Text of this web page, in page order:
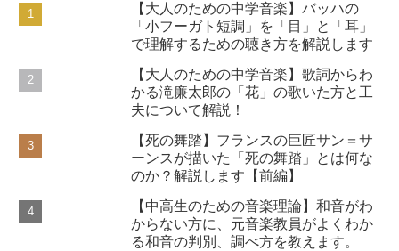
【大人のための中学音楽】バッハの
「小フーガト短調」を「目」と「耳」
で理解するための聴き方を解説します
【大人のための中学音楽】歌詞からわ
かる滝廉太郎の「花」の歌いた方と工
夫について解説！
【死の舞踏】フランスの巨匠サン＝サ
ーンスが描いた「死の舞踏」とは何な
のか？解説します【前編】
【中高生のための音楽理論】和音がわ
からない方に、元音楽教員がよくわか
る和音の判別、調べ方を教えます。